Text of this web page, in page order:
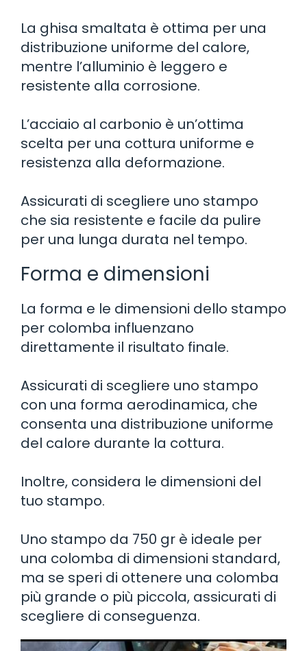
La ghisa smaltata è ottima per una
distribuzione uniforme del calore,
mentre l’alluminio è leggero e
resistente alla corrosione.
L’acciaio al carbonio è un’ottima
scelta per una cottura uniforme e
resistenza alla deformazione.
Assicurati di scegliere uno stampo
che sia resistente e facile da pulire
per una lunga durata nel tempo.
Forma e dimensioni
La forma e le dimensioni dello stampo
per colomba influenzano
direttamente il risultato finale.
Assicurati di scegliere uno stampo
con una forma aerodinamica, che
consenta una distribuzione uniforme
del calore durante la cottura.
Inoltre, considera le dimensioni del
tuo stampo.
Uno stampo da 750 gr è ideale per
una colomba di dimensioni standard,
ma se speri di ottenere una colomba
più grande o più piccola, assicurati di
scegliere di conseguenza.